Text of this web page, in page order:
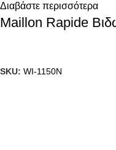
Διαβάστε περισσότερα
Maillon Rapide
SKU: WI-1150N